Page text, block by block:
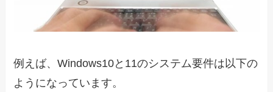
例えば、Windows10と11のシステム要件は以下の
ようになっています。